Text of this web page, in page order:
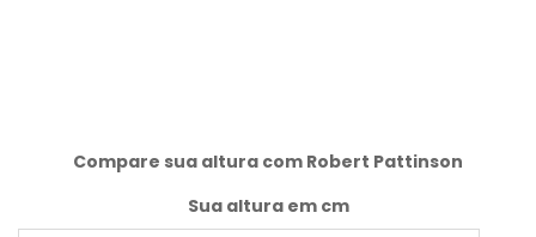
Compare sua altura com Robert Pattinson
Sua altura em cm